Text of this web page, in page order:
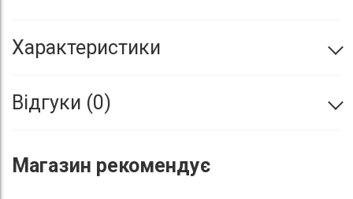
Характеристики
Відгуки 0
Магазин рекомендує